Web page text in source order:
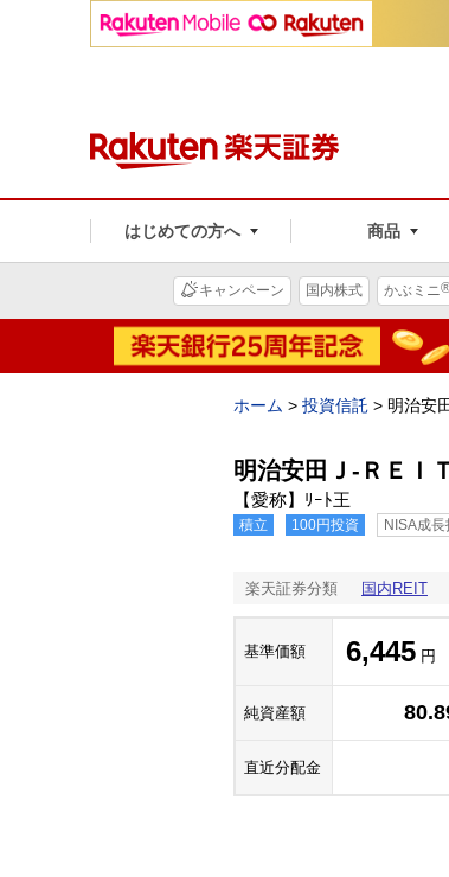
はじめての方へ 商品
キャンペーン 国内株式 かぶミニ
ホーム > 投資信託 > 明治安
明治安田Ｊ-ＲＥＩ
【愛称】ﾘｰﾄ王
積立 100円投資 NISA成
楽天証券分類 国内REIT
基準価額 6,445 円
純資産額
直近分配金